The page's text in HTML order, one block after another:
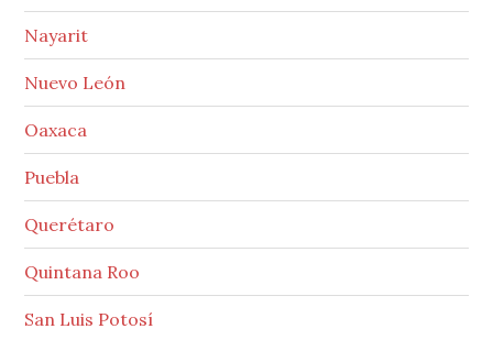
Nayarit
Nuevo León
Oaxaca
Puebla
Querétaro
Quintana Roo
San Luis Potosí